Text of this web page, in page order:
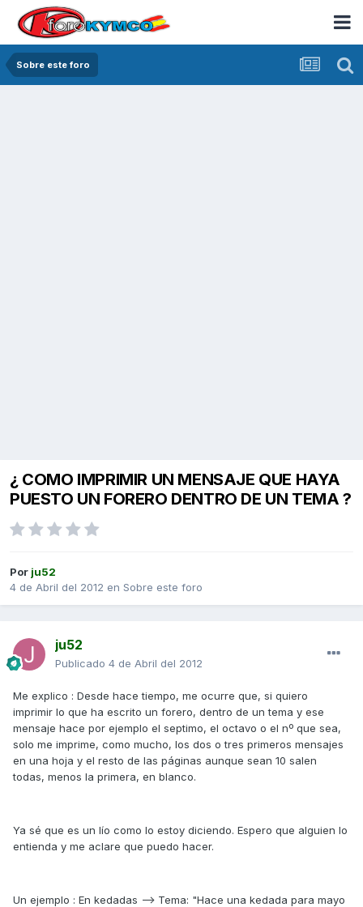
Sobre este foro
¿ COMO IMPRIMIR UN MENSAJE QUE HAYA
PUESTO UN FORERO DENTRO DE UN TEMA ?
Por ju52
4 de Abril del 2012 en Sobre este foro
ju52
Publicado 4 de Abril del 2012
Me explico : Desde hace tiempo, me ocurre que, si quiero
imprimir lo que ha escrito un forero, dentro de un tema y ese
mensaje hace por ejemplo el septimo, el octavo o el nº que sea,
solo me imprime, como mucho, los dos o tres primeros mensajes
en una hoja y el resto de las páginas aunque sean 10 salen
todas, menos la primera, en blanco.
Ya sé que es un lío como lo estoy diciendo. Espero que alguien lo
entienda y me aclare que puedo hacer.
Un ejemplo : En kedadas --> Tema: "Hace una kedada para mayo